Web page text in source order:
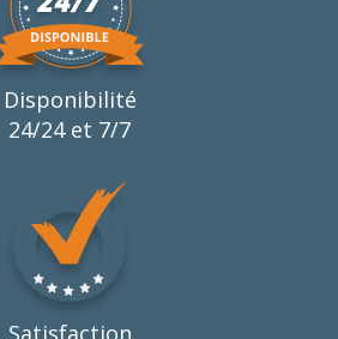
Disponibilité
24/24 et 7/7